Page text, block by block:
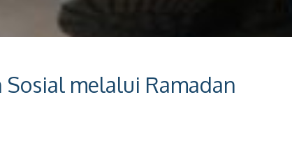
melalui Ramadan